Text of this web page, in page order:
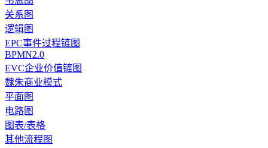
关系图
逻辑图
EPC事件过程链图
BPMN2.0
EVC企业价值链图
魏朱商业模式
平面图
电路图
图表/表格
其他流程图